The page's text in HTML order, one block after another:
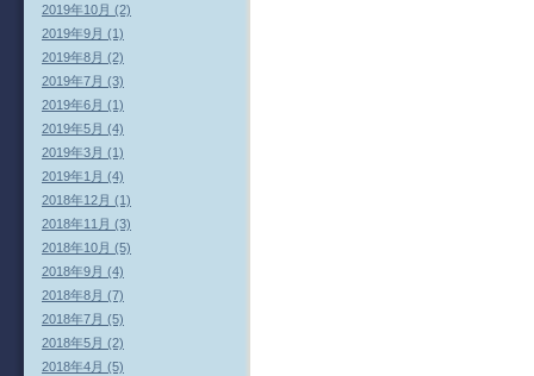
2019年10月 (2)
2019年9月 (1)
2019年8月 (2)
2019年7月 (3)
2019年6月 (1)
2019年5月 (4)
2019年3月 (1)
2019年1月 (4)
2018年12月 (1)
2018年11月 (3)
2018年10月 (5)
2018年9月 (4)
2018年8月 (7)
2018年7月 (5)
2018年5月 (2)
2018年4月 (5)